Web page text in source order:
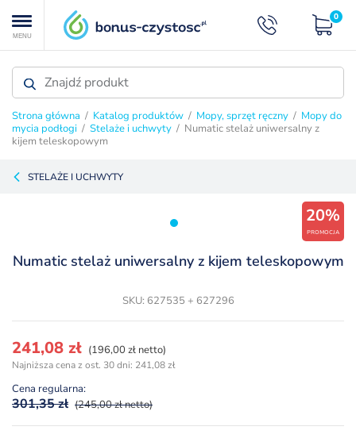
MENU
0
Strona główna / Katalog produktów / Mopy, sprzęt ręczny / Mopy do
mycia podłogi / Stelaże i uchwyty / Numatic stelaż uniwersalny z
kijem teleskopowym
STELAŻE I UCHWYTY
Numatic stelaż uniwersalny z kijem teleskopowym
SKU: 627535 + 627296
20%
PROMOCJA
301,35zł (245,00 zł netto)
Pierwotna
cena
wynosiła:
301,35 zł.
241,08 zł (196,00 zł netto)
Aktualna
cena
wynosi:
241,08 zł.
Najniższa cena z ost. 30 dni: 241,08zł
Cena regularna: